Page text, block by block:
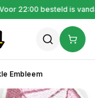
de leukste tijd van het
Embleem